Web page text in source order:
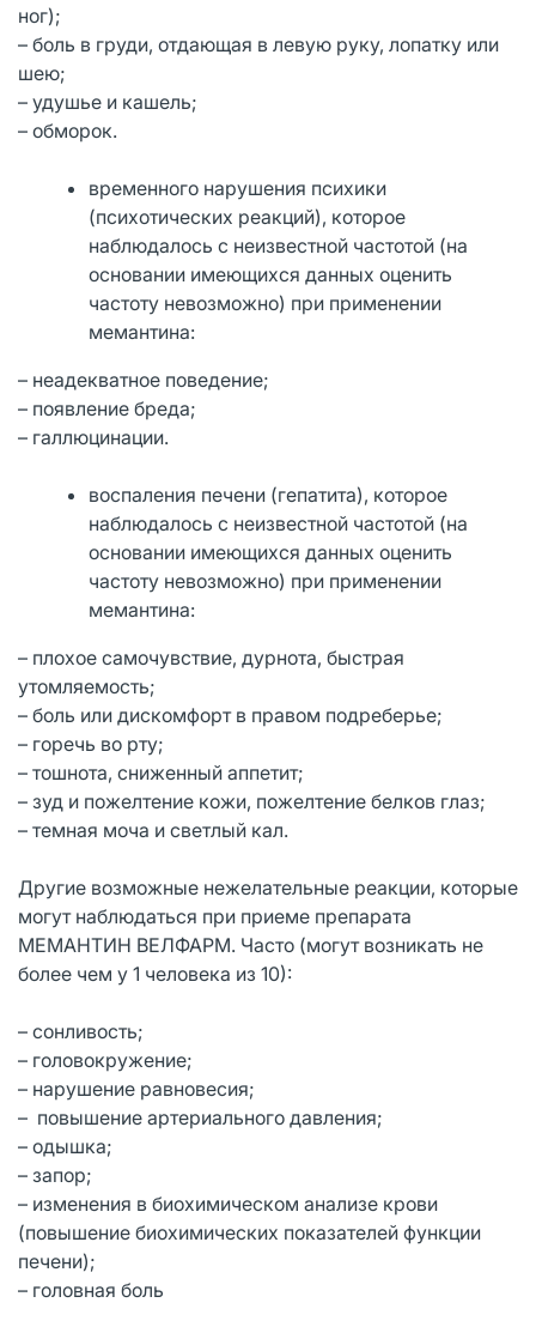
ног);
– боль в груди, отдающая в левую руку, лопатку или
шею;
– удушье и кашель;
– обморок.
временного нарушения психики
(психотических реакций), которое
наблюдалось с неизвестной частотой (на
основании имеющихся данных оценить
частоту невозможно) при применении
мемантина:
– неадекватное поведение;
– появление бреда;
– галлюцинации.
воспаления печени (гепатита), которое
наблюдалось с неизвестной частотой (на
основании имеющихся данных оценить
частоту невозможно) при применении
мемантина:
– плохое самочувствие, дурнота, быстрая
утомляемость;
– боль или дискомфорт в правом подреберье;
– горечь во рту;
– тошнота, сниженный аппетит;
– зуд и пожелтение кожи, пожелтение белков глаз;
– темная моча и светлый кал.
Другие возможные нежелательные реакции, которые
могут наблюдаться при приеме препарата
МЕМАНТИН ВЕЛФАРМ. Часто (могут возникать не
более чем у 1 человека из 10):
– сонливость;
– головокружение;
– нарушение равновесия;
– повышение артериального давления;
– одышка;
– запор;
– изменения в биохимическом анализе крови
(повышение биохимических показателей функции
печени);
– головная боль